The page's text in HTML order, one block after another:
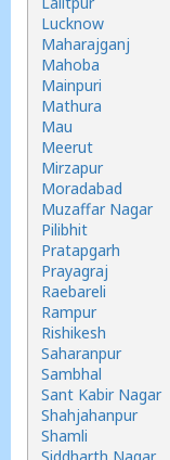
Lucknow
Maharajganj
Mahoba
Mainpuri
Mathura
Mau
Meerut
Mirzapur
Moradabad
Muzaffar Nagar
Pilibhit
Pratapgarh
Prayagraj
Raebareli
Rampur
Rishikesh
Saharanpur
Sambhal
Sant Kabir Nagar
Shahjahanpur
Shamli